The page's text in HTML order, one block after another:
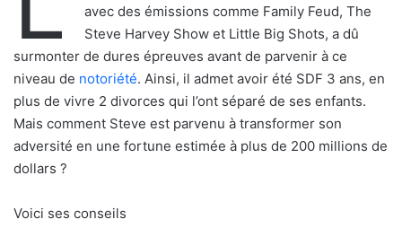
avec des émissions comme Family Feud, The
Steve Harvey Show et Little Big Shots, a dû
surmonter de dures épreuves avant de parvenir à ce
niveau de notoriété. Ainsi, il admet avoir été SDF 3 ans, en
plus de vivre 2 divorces qui l’ont séparé de ses enfants.
Mais comment Steve est parvenu à transformer son
adversité en une fortune estimée à plus de 200 millions de
dollars ?
Voici ses conseils